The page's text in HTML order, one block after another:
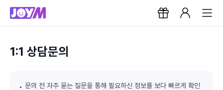
1:1 상담문의
문의 전 자주 묻는 질문을 통해 필요하신 정보를 보다 빠르게 확인